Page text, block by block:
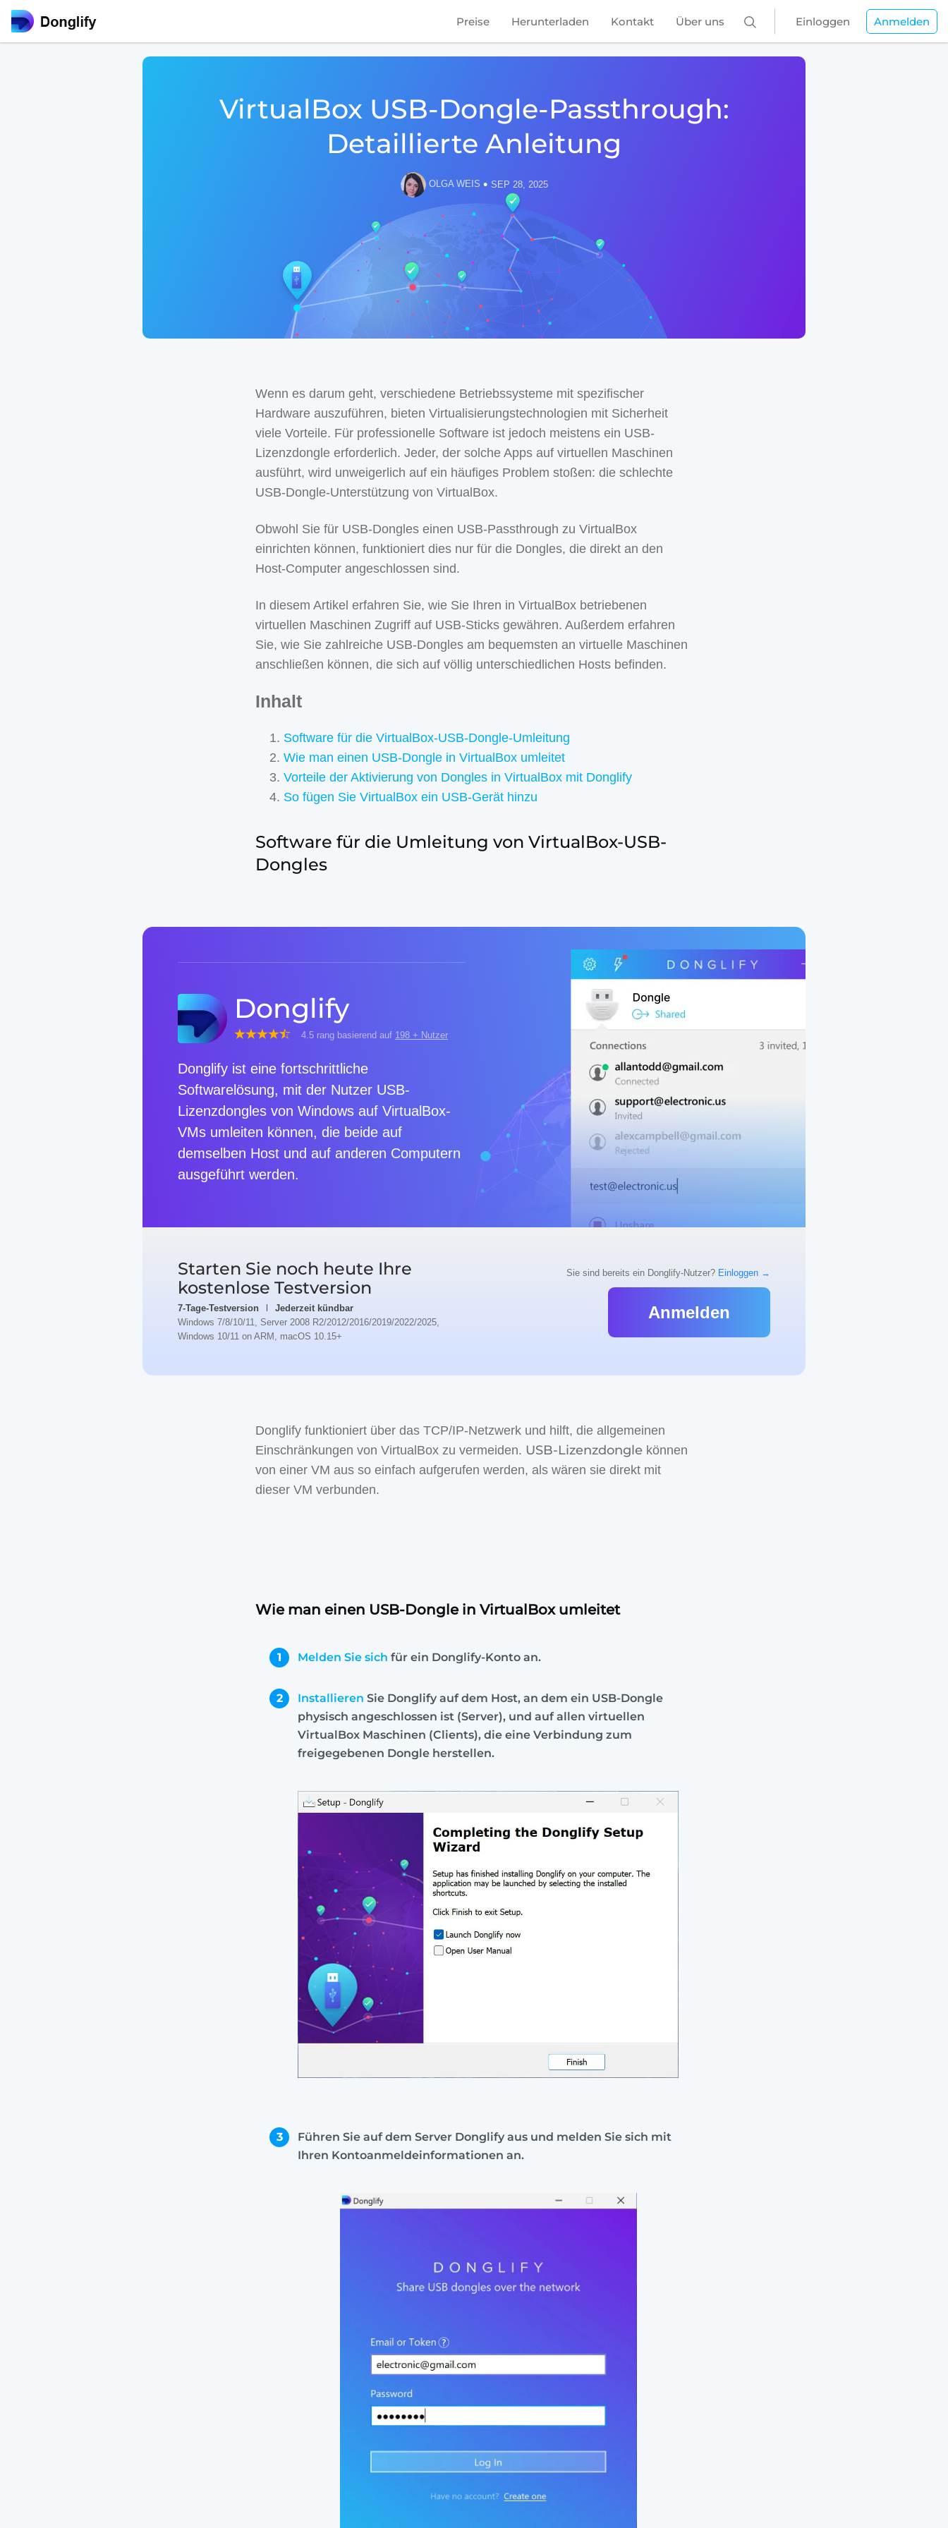
Preise Herunterladen Kontakt Über uns Einloggen Anmelden
VirtualBox USB-Dongle-Passthrough:
Detaillierte Anleitung
OLGA WEIS • SEP 28, 2025
Wenn es darum geht, verschiedene Betriebssysteme mit spezifischer
Hardware auszuführen, bieten Virtualisierungstechnologien mit Sicherheit
viele Vorteile. Für professionelle Software ist jedoch meistens ein USB-
Lizenzdongle erforderlich. Jeder, der solche Apps auf virtuellen Maschinen
ausführt, wird unweigerlich auf ein häufiges Problem stoßen: die schlechte
USB-Dongle-Unterstützung von VirtualBox.
Obwohl Sie für USB-Dongles einen USB-Passthrough zu VirtualBox
einrichten können, funktioniert dies nur für die Dongles, die direkt an den
Host-Computer angeschlossen sind.
In diesem Artikel erfahren Sie, wie Sie Ihren in VirtualBox betriebenen
virtuellen Maschinen Zugriff auf USB-Sticks gewähren. Außerdem erfahren
Sie, wie Sie zahlreiche USB-Dongles am bequemsten an virtuelle Maschinen
anschließen können, die sich auf völlig unterschiedlichen Hosts befinden.
Inhalt
Software für die VirtualBox-USB-Dongle-Umleitung
Wie man einen USB-Dongle in VirtualBox umleitet
Vorteile der Aktivierung von Dongles in VirtualBox mit Donglify
So fügen Sie VirtualBox ein USB-Gerät hinzu
Software für die Umleitung von VirtualBox-USB-
Dongles
Donglify
4.5 rang basierend auf 198 + Nutzer
Donglify ist eine fortschrittliche
Softwarelösung, mit der Nutzer USB-
Lizenzdongles von Windows auf VirtualBox-
VMs umleiten können, die beide auf
demselben Host und auf anderen Computern
ausgeführt werden.
Starten Sie noch heute Ihre
kostenlose Testversion
7-Tage-Testversion
Jederzeit kündbar
Windows 7/8/10/11, Server 2008 R2/2012/2016/2019/2022/2025,
Windows 10/11 on ARM, macOS 10.15+
Sie sind bereits ein Donglify-Nutzer? Einloggen →
Anmelden
Donglify funktioniert über das TCP/IP-Netzwerk und hilft, die allgemeinen
Einschränkungen von VirtualBox zu vermeiden. USB-Lizenzdongle können
von einer VM aus so einfach aufgerufen werden, als wären sie direkt mit
dieser VM verbunden.
Wie man einen USB-Dongle in VirtualBox umleitet
1 Melden Sie sich für ein Donglify-Konto an.
2 Installieren Sie Donglify auf dem Host, an dem ein USB-Dongle
physisch angeschlossen ist (Server), und auf allen virtuellen
VirtualBox Maschinen (Clients), die eine Verbindung zum
freigegebenen Dongle herstellen.
3
Führen Sie auf dem Server Donglify aus und melden Sie sich mit
Ihren Kontoanmeldeinformationen an.